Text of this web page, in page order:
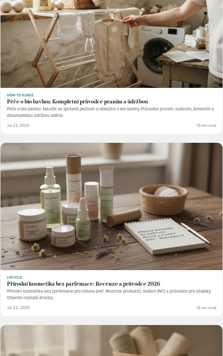
HOW-TO GUIDE
Péče o bio bavlnu: Kompletní průvodce praním a údržbou
Péče o bio bavlnu: Naučte se správně pečovat o oblečení z bio bavlny. Průvodce praním, sušením, žehlením a
dlouhodobou údržbou oděvů.
Jul 23, 2026 13 min read
LISTICLE
Přírodní kosmetika bez parfemace: Recenze a průvodce 2026
Přírodní kosmetika bez parfemace pro citlivou pleť. Recenze produktů, složení INCI a průvodce pro atopiky.
Objevte nejlepší značky.
Jul 22, 2026 14 min read